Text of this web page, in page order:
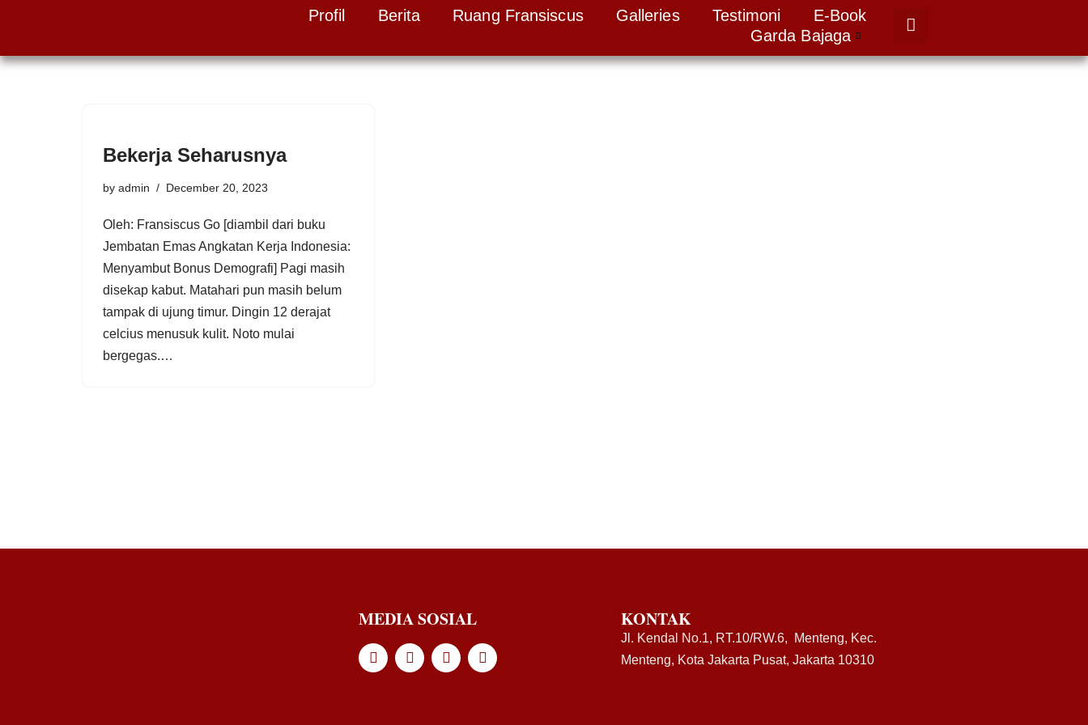
to
Profil Berita Ruang Fransiscus Galleries Testimoni
E-Book
Garda Bajaga
Bekerja Seharusnya
by admin December 20, 2023
Oleh: Fransiscus Go [diambil dari buku
Jembatan Emas Angkatan Kerja Indonesia:
Menyambut Bonus Demografi] Pagi masih
disekap kabut. Matahari pun masih belum
tampak di ujung timur. Dingin 12 derajat
celcius menusuk kulit. Noto mulai
bergegas.…
MEDIA SOSIAL KONTAK
Jl. Kendal No.1, RT.10/RW.6, Menteng, Kec.
Menteng, Kota Jakarta Pusat, Jakarta 10310